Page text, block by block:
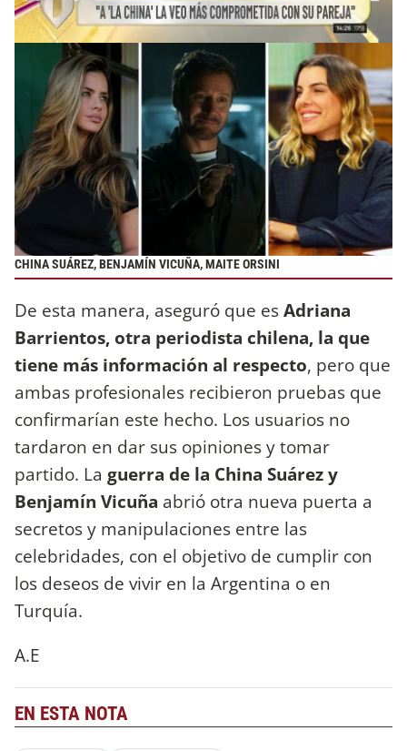
CHINA SUÁREZ, BENJAMÍN VICUÑA, MAITE ORSINI
De esta manera, aseguró que esAdriana
Barrientos, otra periodista chilena, la que
tiene más información al respecto, pero que
ambas profesionales recibieron pruebas que
confirmarían este hecho. Los usuarios no
tardaron en dar sus opiniones y tomar
partido. La guerra de la China Suárez y
Benjamín Vicuña abrió otra nueva puerta a
secretos y manipulaciones entre las
celebridades, con el objetivo de cumplir con
los deseos de vivir en la Argentina o en
Turquía.
A.E
EN ESTA NOTA